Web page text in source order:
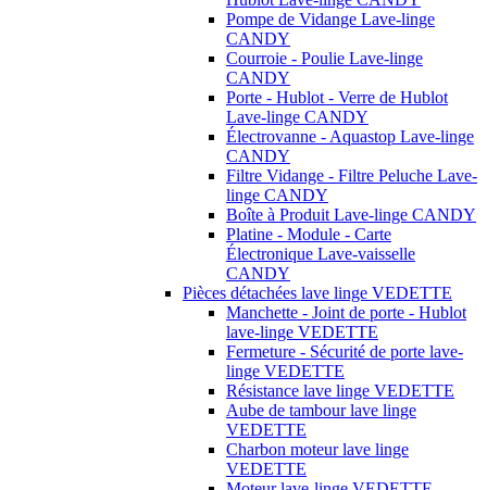
Pompe de Vidange Lave-linge
CANDY
Courroie - Poulie Lave-linge
CANDY
Porte - Hublot - Verre de Hublot
Lave-linge CANDY
Électrovanne - Aquastop Lave-linge
CANDY
Filtre Vidange - Filtre Peluche Lave-
linge CANDY
Boîte à Produit Lave-linge CANDY
Platine - Module - Carte
Électronique Lave-vaisselle
CANDY
Pièces détachées lave linge VEDETTE
Manchette - Joint de porte - Hublot
lave-linge VEDETTE
Fermeture - Sécurité de porte lave-
linge VEDETTE
Résistance lave linge VEDETTE
Aube de tambour lave linge
VEDETTE
Charbon moteur lave linge
VEDETTE